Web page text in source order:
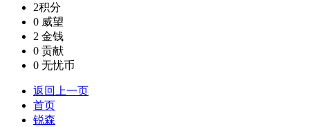
2积分
0 威望
2 金钱
0 贡献
0 无忧币
返回上一页
首页
锐森